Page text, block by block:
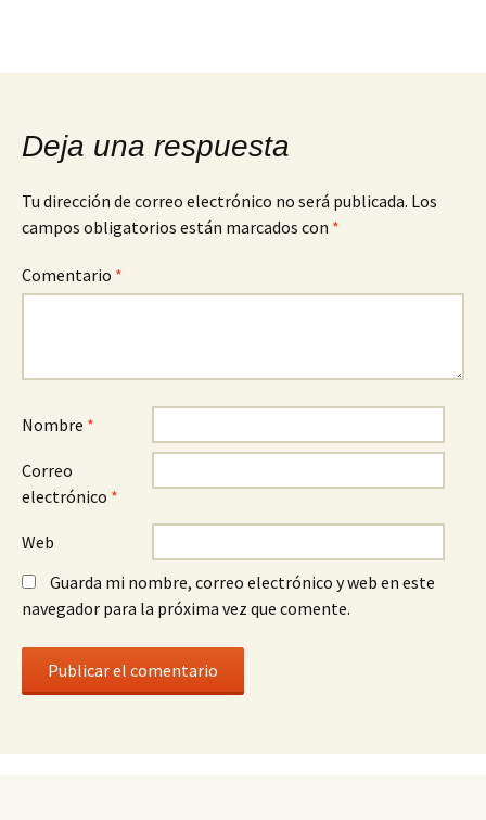
Deja una respuesta
Tu dirección de correo electrónico no será publicada. Los
campos obligatorios están marcados con *
Comentario *
Nombre *
Correo
electrónico *
Web
Guarda mi nombre, correo electrónico y web en este
navegador para la próxima vez que comente.